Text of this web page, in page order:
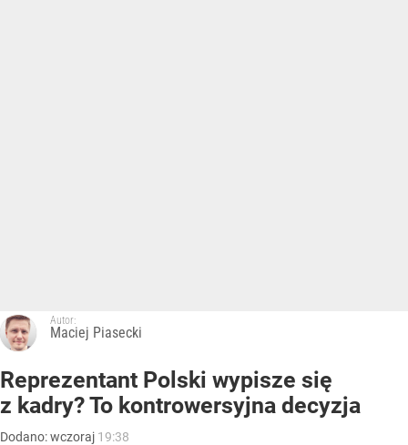
Autor:
Maciej Piasecki
Reprezentant Polski wypisze się
z kadry? To kontrowersyjna decyzja
Dodano:wczoraj 19:38